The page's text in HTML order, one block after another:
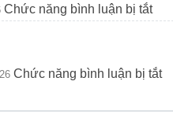
Chức năng bình luận bị tắtở
Sóc
Má
Chức năng bình luận bị tắtở